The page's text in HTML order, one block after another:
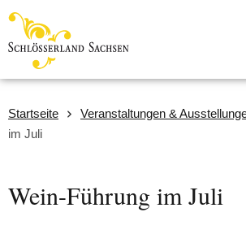
Startseite Veranstaltungen &
im Juli
Wein-Führung im Juli